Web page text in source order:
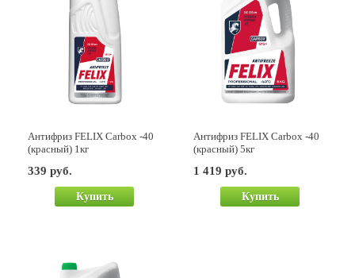
Антифриз FELIX Carbox -40
(красный) 1кг
339 руб.
Купить
Антифриз FELIX Carbox -40
(красный) 5кг
1 419 руб.
Купить